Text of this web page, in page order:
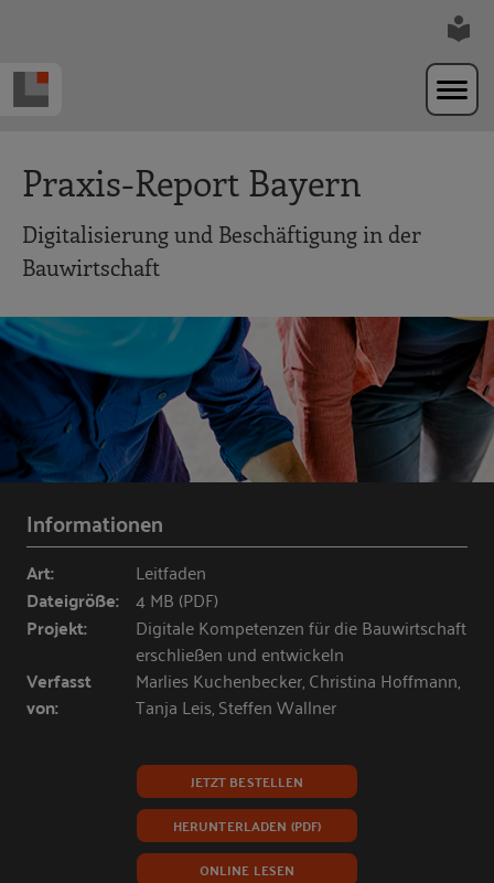
Praxis-Report Bayern
Digitalisierung und Beschäftigung in der
Bauwirtschaft
Informationen
Art: Leitfaden
Dateigröße: 4 MB (PDF)
Projekt:
Digitale Kompetenzen für die Bauwirtschaft
erschließen und entwickeln
Verfasst
von:
Marlies Kuchenbecker, Christina Hoffmann,
Tanja Leis, Steffen Wallner
JETZT BESTELLEN
HERUNTERLADEN (PDF)
ONLINE LESEN